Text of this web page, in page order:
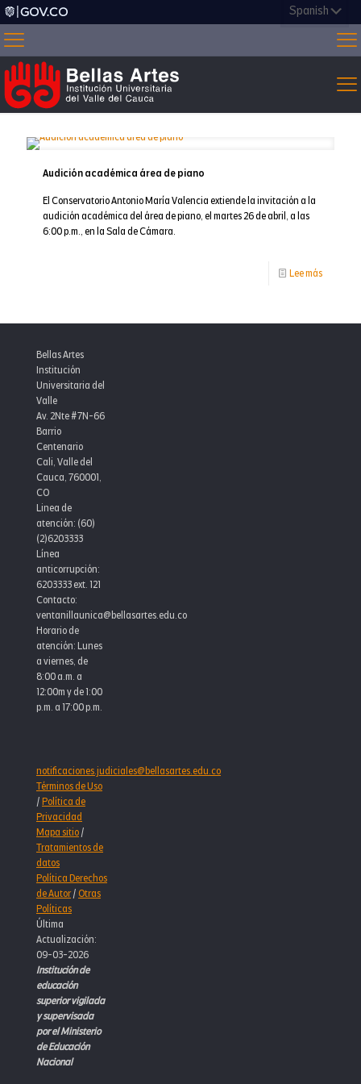
Audición académica área de piano
El Conservatorio Antonio María Valencia extiende la invitación a la
audición académica del área de piano, el martes 26 de abril, a las
6:00 p.m., en la Sala de Cámara.
Lee más-
Bellas Artes
Institución
Universitaria del
Valle
Av. 2Nte #7N-66
Barrio
Centenario
Cali, Valle del
Cauca, 760001,
CO
Linea de
atención: (60)
(2)6203333
Línea
anticorrupción:
6203333 ext. 121
Contacto:
ventanillaunica@bellasartes.edu.co
Horario de
atención: Lunes
a viernes, de
8:00 a.m. a
12:00m y de 1:00
p.m. a 17:00 p.m.
notificaciones.judiciales@bellasartes.edu.co
Términos de Uso
/Política de
Privacidad
Mapa sitio/
Tratamientos de
datos
Política Derechos
de Autor/Otras
Políticas
Última
Actualización:
09-03-2026
Institución de
educación
superior vigilada
y supervisada
por el Ministerio
de Educación
Nacional